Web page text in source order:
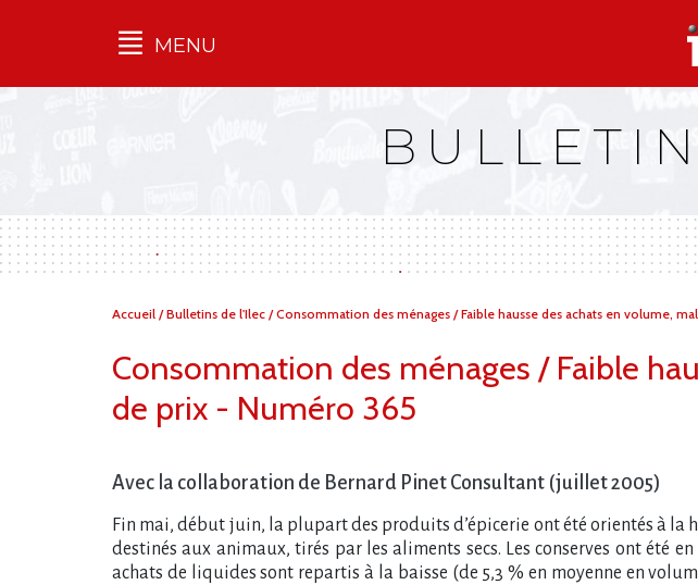
Qu'est-ce que l’Ilec
Campagnes
multimarques
MENU
Vous
Accueil /Bulletins de l'Ilec /Consommation des ménages / Faible hausse des achats en volume,
Consommation des ménages / Faible
de prix - Numéro 365
Avec la collaboration de Bernard Pinet Consultant (juillet 2005)
Fin mai, début juin, la plupart des produits d’épicerie ont été orientés à la
destinés aux animaux, tirés par les aliments secs. Les conserves ont été
achats de liquides sont repartis à la baisse (de 5,3 % en moyenne en